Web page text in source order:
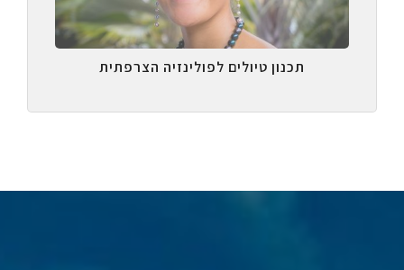
תכנון טיולים לפולינזיה הצרפתית